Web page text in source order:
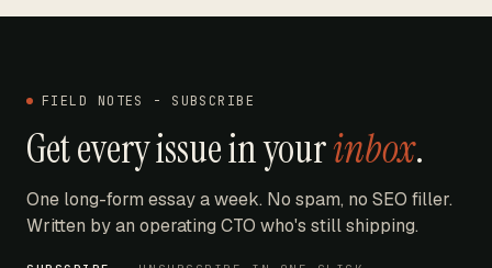
FIELD NOTES - SUBSCRIBE
Get every issue in yourinbox.
One long-form essay a week. No spam, no SEO filler.
Written by an operating CTO who's still shipping.